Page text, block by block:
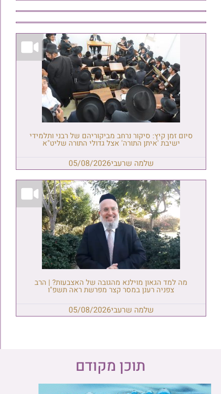
סיום זמן קיץ: סיקור נרחב מביקוריהם של רבני ותלמידי
ישיבת 'איתן התורה' אצל גדולי התורה שליט"א
שלמה שרעבי05/08/2026
מה למד הגאון מוילנא מהגובה של האצבעות? | הרב
צפניה רענן במסר קצר מפרשת ראה תשפ"ו
שלמה שרעבי05/08/2026
תוכן מקודם